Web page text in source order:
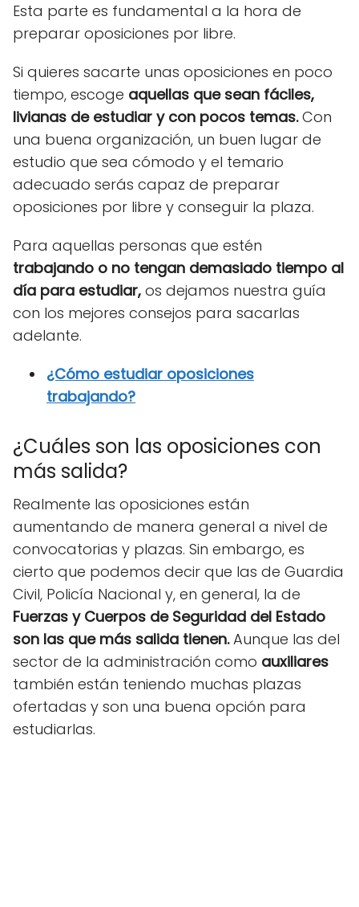
Esta parte es fundamental a la hora de
preparar oposiciones por libre.
Si quieres sacarte unas oposiciones en poco
tiempo, escoge aquellas que sean fáciles,
livianas de estudiar y con pocos temas.Con
una buena organización, un buen lugar de
estudio que sea cómodo y el temario
adecuado serás capaz de preparar
oposiciones por libre y conseguir la plaza.
Para aquellas personas que estén
trabajando o no tengan demasiado tiempo al
día para estudiar, os dejamos nuestra guía
con los mejores consejos para sacarlas
adelante.
¿Cómo estudiar oposiciones
trabajando?
¿Cuáles son las oposiciones con
más salida?
Realmente las oposiciones están
aumentando de manera general a nivel de
convocatorias y plazas. Sin embargo, es
cierto que podemos decir que las de Guardia
Civil, Policía Nacional y, en general, la de
Fuerzas y Cuerpos de Seguridad del Estado
son las que más salida tienen.Aunque las del
sector de la administración como auxiliares
también están teniendo muchas plazas
ofertadas y son una buena opción para
estudiarlas.